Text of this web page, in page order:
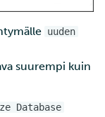
avulla
uuden
suurempi kuin
Database